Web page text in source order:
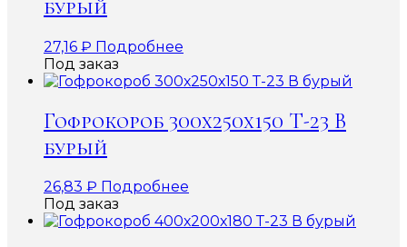
бурый
27,16 ₽ Подробнее
Под заказ
Гофрокороб 300х250х150 Т-23 В
бурый
26,83 ₽ Подробнее
Под заказ